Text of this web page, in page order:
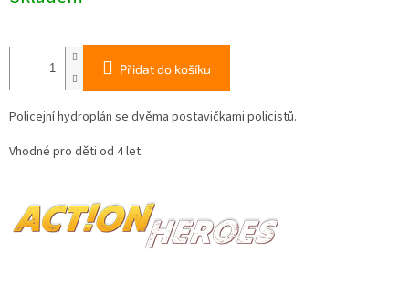
Přidat do košíku
Policejní hydroplán se dvěma postavičkami policistů.
Vhodné pro děti od 4 let.